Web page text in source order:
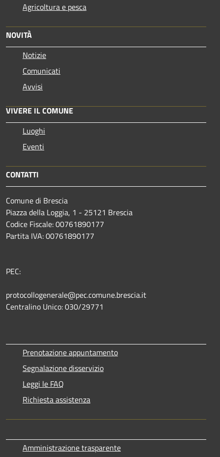
Agricoltura e pesca
NOVITÀ
Notizie
Comunicati
Avvisi
VIVERE IL COMUNE
Luoghi
Eventi
CONTATTI
Comune di Brescia
Piazza della Loggia, 1 - 25121 Brescia
Codice Fiscale: 00761890177
Partita IVA: 00761890177
PEC:
protocollogenerale@pec.comune.brescia.it
Centralino Unico: 030/29771
Prenotazione appuntamento
Segnalazione disservizio
Leggi le FAQ
Richiesta assistenza
Amministrazione trasparente